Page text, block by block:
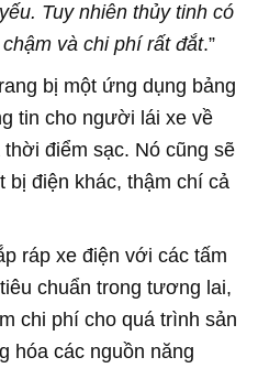
Tuy nhiên thủy tinh có
và chi phí rất đắt.”
bị một ứng dụng bảng
tin cho người lái xe về
điểm sạc. Nó cũng sẽ
bị điện khác, thậm chí cả
ráp xe điện với các tấm
chuẩn trong tương lai,
chi phí cho quá trình sản
hóa các nguồn năng